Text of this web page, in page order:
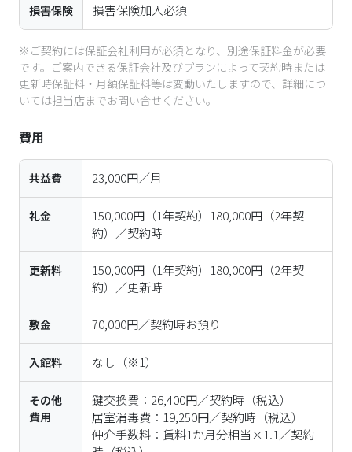
損害保険 損害保険加入必須
※ご契約には保証会社利用が必須となり、別途保証料金が必要
です。ご案内できる保証会社及びプランによって契約時または
更新時保証料・月額保証料等は変動いたしますので、詳細につ
いては担当店までお問い合せください。
費用
共益費 23,000円／月
礼金
150,000円（1年契約）180,000円（2年契
約）／契約時
更新料
150,000円（1年契約）180,000円（2年契
約）／更新時
敷金 70,000円／契約時お預り
入館料 なし （※1）
その他
費用
鍵交換費：26,400円／契約時（税込）
居室消毒費：19,250円／契約時（税込）
仲介手数料：賃料1か月分相当×1.1／契約